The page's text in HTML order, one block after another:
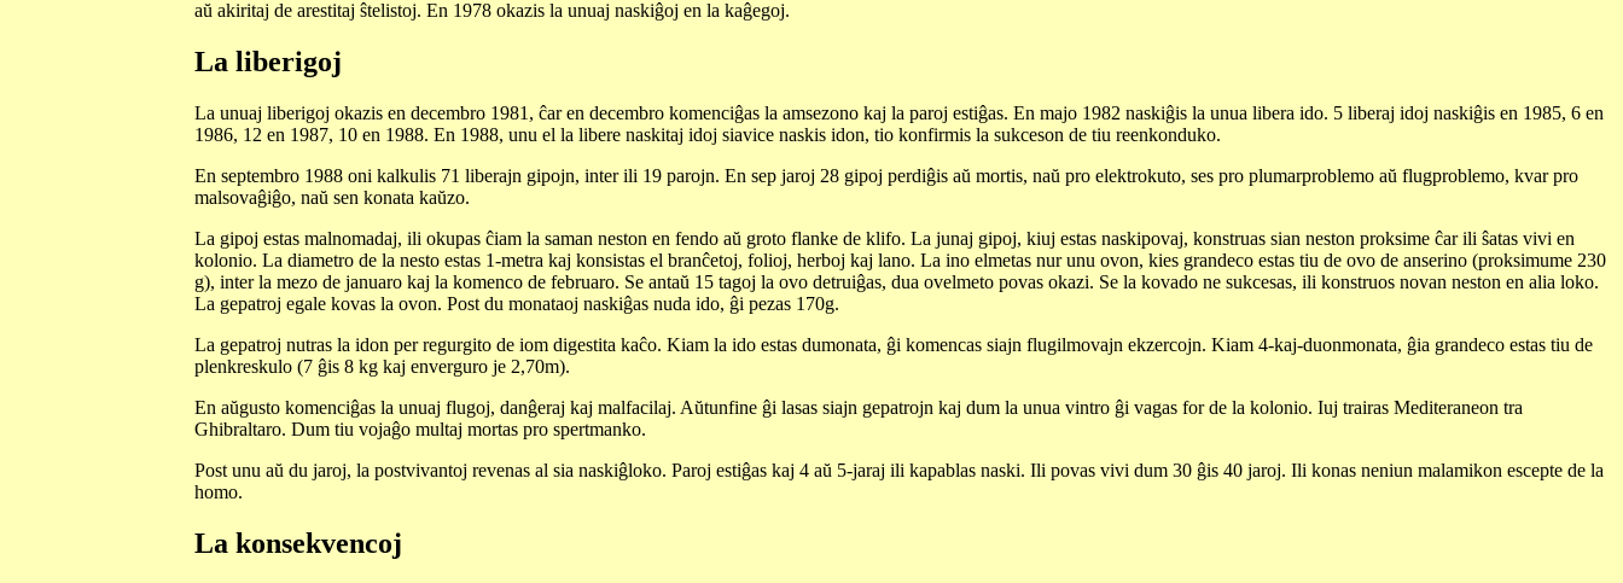
aŭ akiritaj de arestitaj ŝtelistoj. En 1978 okazis la unuaj naskiĝoj en la kaĝegoj.
La liberigoj
La unuaj liberigoj okazis en decembro 1981, ĉar en decembro komenciĝas la amsezono kaj la paroj estiĝas. En majo 1982 naskiĝis la unua libera ido. 5 liberaj idoj naskiĝis en 1985, 6 en
1986, 12 en 1987, 10 en 1988. En 1988, unu el la libere naskitaj idoj siavice naskis idon, tio konfirmis la sukceson de tiu reenkonduko.
En septembro 1988 oni kalkulis 71 liberajn gipojn, inter ili 19 parojn. En sep jaroj 28 gipoj perdiĝis aŭ mortis, naŭ pro elektrokuto, ses pro plumarproblemo aŭ flugproblemo, kvar pro
malsovaĝiĝo, naŭ sen konata kaŭzo.
La gipoj estas malnomadaj, ili okupas ĉiam la saman neston en fendo aŭ groto flanke de klifo. La junaj gipoj, kiuj estas naskipovaj, konstruas sian neston proksime ĉar ili ŝatas vivi en
kolonio. La diametro de la nesto estas 1-metra kaj konsistas el branĉetoj, folioj, herboj kaj lano. La ino elmetas nur unu ovon, kies grandeco estas tiu de ovo de anserino (proksimume 230
g), inter la mezo de januaro kaj la komenco de februaro. Se antaŭ 15 tagoj la ovo detruiĝas, dua ovelmeto povas okazi. Se la kovado ne sukcesas, ili konstruos novan neston en alia loko.
La gepatroj egale kovas la ovon. Post du monataoj naskiĝas nuda ido, ĝi pezas 170g.
La gepatroj nutras la idon per regurgito de iom digestita kaĉo. Kiam la ido estas dumonata, ĝi komencas siajn flugilmovajn ekzercojn. Kiam 4-kaj-duonmonata, ĝia grandeco estas tiu de
plenkreskulo (7 ĝis 8 kg kaj enverguro je 2,70m).
En aŭgusto komenciĝas la unuaj flugoj, danĝeraj kaj malfacilaj. Aŭtunfine ĝi lasas siajn gepatrojn kaj dum la unua vintro ĝi vagas for de la kolonio. Iuj trairas Mediteraneon tra
Ghibraltaro. Dum tiu vojaĝo multaj mortas pro spertmanko.
Post unu aŭ du jaroj, la postvivantoj revenas al sia naskiĝloko. Paroj estiĝas kaj 4 aŭ 5-jaraj ili kapablas naski. Ili povas vivi dum 30 ĝis 40 jaroj. Ili konas neniun malamikon escepte de la
homo.
La konsekvencoj